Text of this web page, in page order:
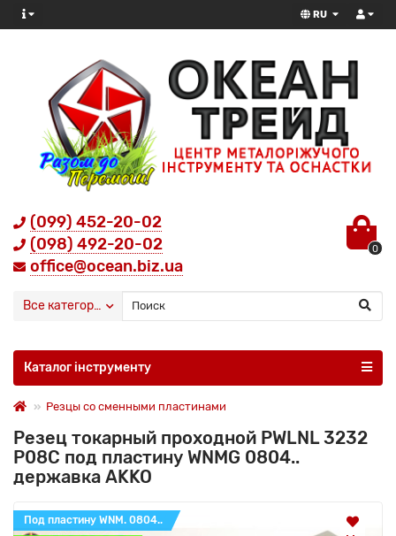
RU
(099) 452-20-02
(098) 492-20-02
office@ocean.biz.ua
0
Все категории
Каталог інструменту
Резцы со сменными пластинами
Резец токарный проходной PWLNL 3232
P08C под пластину WNMG 0804..
державка AKKO
Под пластину WNM. 0804..